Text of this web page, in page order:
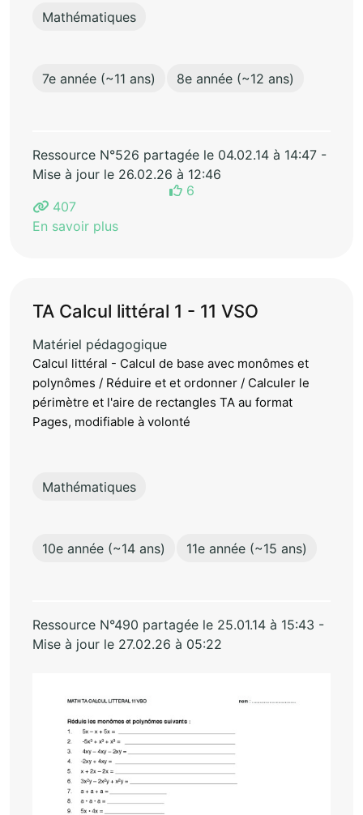
Mathématiques
7e année (~11 ans) 8e année (~12 ans)
Ressource N°526 partagée le 04.02.14 à 14:47 -
Mise à jour le 26.02.26 à 12:46
6
407
En savoir plus
TA Calcul littéral 1 - 11 VSO
Matériel pédagogique
Calcul littéral - Calcul de base avec monômes et
polynômes / Réduire et et ordonner / Calculer le
périmètre et l'aire de rectangles TA au format
Pages, modifiable à volonté
Mathématiques
10e année (~14 ans) 11e année (~15 ans)
Ressource N°490 partagée le 25.01.14 à 15:43 -
Mise à jour le 27.02.26 à 05:22